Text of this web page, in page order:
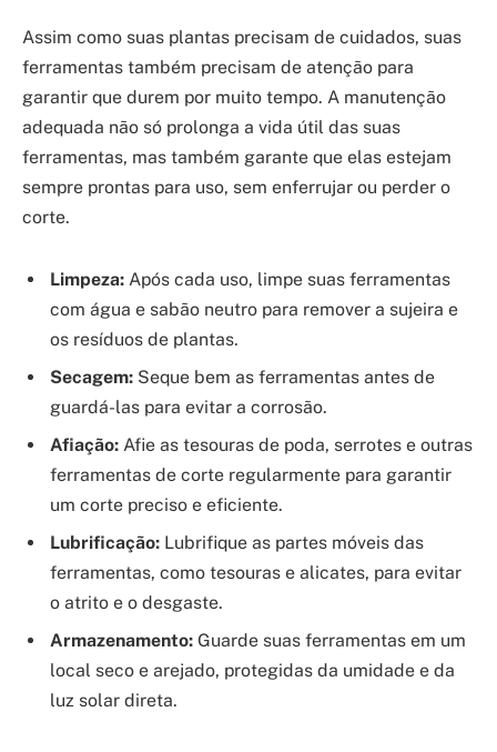
Assim como suas plantas precisam de cuidados, suas
ferramentas também precisam de atenção para
garantir que durem por muito tempo. A manutenção
adequada não só prolonga a vida útil das suas
ferramentas, mas também garante que elas estejam
sempre prontas para uso, sem enferrujar ou perder o
corte.
Limpeza: Após cada uso, limpe suas ferramentas
com água e sabão neutro para remover a sujeira e
os resíduos de plantas.
Secagem: Seque bem as ferramentas antes de
guardá-las para evitar a corrosão.
Afiação: Afie as tesouras de poda, serrotes e outras
ferramentas de corte regularmente para garantir
um corte preciso e eficiente.
Lubrificação: Lubrifique as partes móveis das
ferramentas, como tesouras e alicates, para evitar
o atrito e o desgaste.
Armazenamento: Guarde suas ferramentas em um
local seco e arejado, protegidas da umidade e da
luz solar direta.